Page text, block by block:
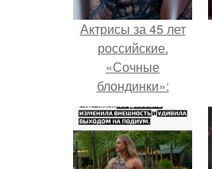
Актрисы за 45 лет
российские.
«Сочные
блондинки»:
красавицы-актрисы
российского кино,
которым уже за 45